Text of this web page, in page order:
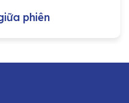
phiên